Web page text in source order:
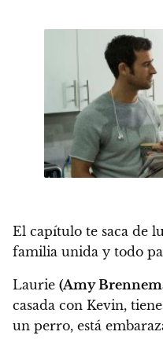
El capítulo te saca de
familia unida y todo
Laurie (Amy
casada con Kevin,
un perro, está